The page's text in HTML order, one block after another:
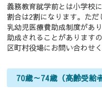
義務教育就学前とは小学校
割合は2割になります。た
乳幼児医療費助成制度があ
助成されることがあります
区町村役場にお問い合わせく
70歳～74歳（高齢受給